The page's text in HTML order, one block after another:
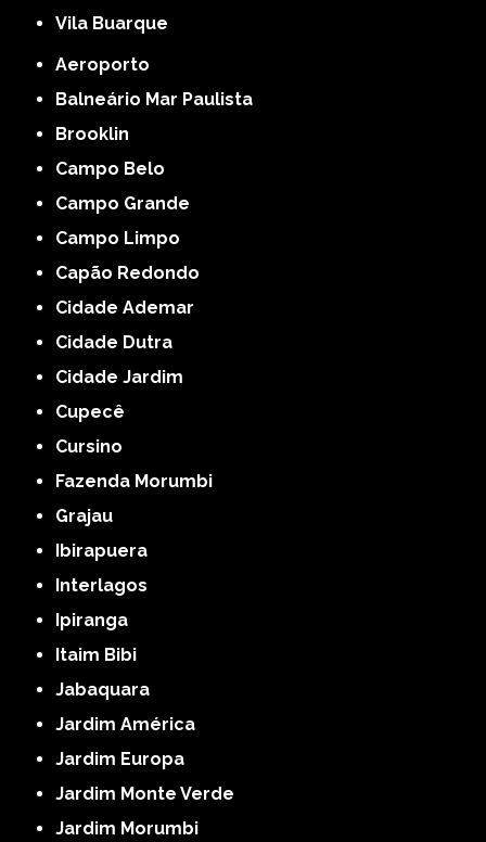
Vila Buarque
Aeroporto
Balneário Mar Paulista
Brooklin
Campo Belo
Campo Grande
Campo Limpo
Capão Redondo
Cidade Ademar
Cidade Dutra
Cidade Jardim
Cupecê
Cursino
Fazenda Morumbi
Grajau
Ibirapuera
Interlagos
Ipiranga
Itaim Bibi
Jabaquara
Jardim América
Jardim Europa
Jardim Monte Verde
Jardim Morumbi